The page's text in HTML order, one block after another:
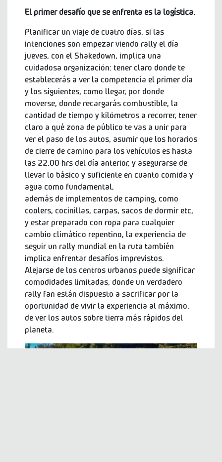
El primer desafío que se enfrenta es la logística.
Planificar un viaje de cuatro días, si las
intenciones son empezar viendo rally el día
jueves, con el Shakedown, implica una
cuidadosa organización: tener claro donde te
establecerás a ver la competencia el primer día
y los siguientes, como llegar, por donde
moverse, donde recargarás combustible, la
cantidad de tiempo y kilómetros a recorrer, tener
claro a qué zona de público te vas a unir para
ver el paso de los autos, asumir que los horarios
de cierre de camino para los vehículos es hasta
las 22.00 hrs del día anterior, y asegurarse de
llevar lo básico y suficiente en cuanto comida y
agua como fundamental,
además de implementos de camping, como
coolers, cocinillas, carpas, sacos de dormir etc,
y estar preparado con ropa para cualquier
cambio climático repentino, la experiencia de
seguir un rally mundial en la ruta también
implica enfrentar desafíos imprevistos.
Alejarse de los centros urbanos puede significar
comodidades limitadas, donde un verdadero
rally fan están dispuesto a sacrificar por la
oportunidad de vivir la experiencia al máximo,
de ver los autos sobre tierra más rápidos del
planeta.